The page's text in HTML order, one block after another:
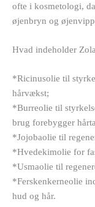
ofte i kosmetologi,
øjenbryn og
Hvad indeholder
*Ricinusolie til
hårvækst;
*Burreolie til
brug forebygger
*Jojobaolie til
*Hvedekimolie for
*Usmaolie til
*Ferskenkerneolie
hud og hår.